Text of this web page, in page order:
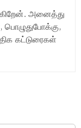
அனைத்து
பொழுதுபோக்கு,
கட்டுரைகள்